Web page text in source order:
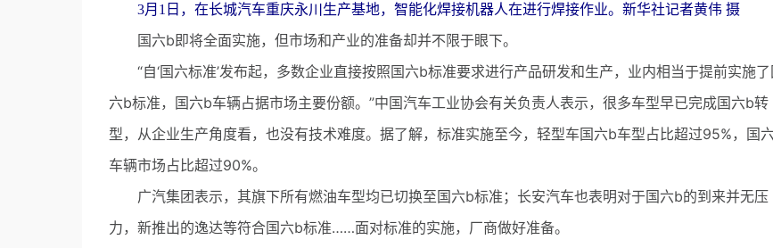
3月1日，在长城汽车重庆永川生产基地，智能化焊接机器人在进行焊接作业。新华社记者黄伟 摄
国六b即将全面实施，但市场和产业的准备却并不限于眼下。
“自‘国六标准’发布起，多数企业直接按照国六b标准要求进行产品研发和生产，业内相当于提前实施了
六b标准，国六b车辆占据市场主要份额。”中国汽车工业协会有关负责人表示，很多车型早已完成国六b转
型，从企业生产角度看，也没有技术难度。据了解，标准实施至今，轻型车国六b车型占比超过95%，国
车辆市场占比超过90%。
广汽集团表示，其旗下所有燃油车型均已切换至国六b标准；长安汽车也表明对于国六b的到来并无压
力，新推出的逸达等符合国六b标准……面对标准的实施，厂商做好准备。